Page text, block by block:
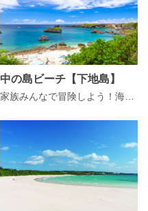
中の島ビーチ【下地島】